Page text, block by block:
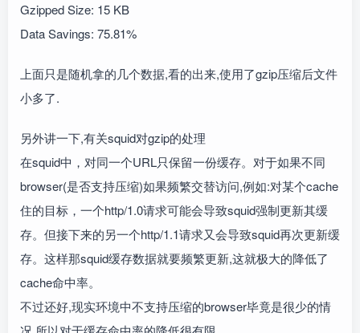
Gzipped Size: 15 KB
Data Savings: 75.81%
上面只是随机拿的几个数据,看的出来,使用了gzip压缩后文件
小多了.
另外讲一下,有关squid对gzip的处理
在squid中，对同一个URL只保留一份缓存。对于如果不同
browser(是否支持压缩)如果频繁交替访问,例如:对某个cache
住的目标，一个http/1.0请求可能会导致squid强制更新其缓
存。但接下来的另一个http/1.1请求又会导致squid再次更新缓
存。这样那squid缓存数据就要频繁更新,这就极大的降低了
cache命中率。
不过还好,现实环境中不支持压缩的browser毕竟是很少的情